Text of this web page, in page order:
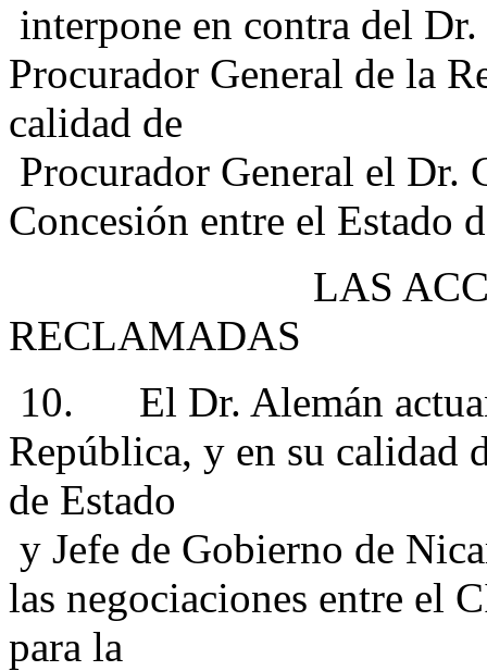
interpone en contra del
Procurador General de la
calidad de
Procurador General el Dr.
Concesión entre el Estado
LAS
RECLAMADAS
10. El Dr. Alemán
República, y en su calidad
de Estado
y Jefe de Gobierno de
las negociaciones entre el
para la